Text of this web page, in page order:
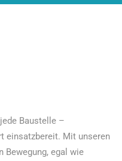
Baustelle –
einsatzbereit. Mit unseren
Bewegung, egal wie